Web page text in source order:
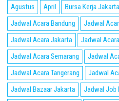
Agustus April Bursa Kerja Jakarta
Jadwal Acara Bandung
Jadwal
Jadwal Acara Jakarta
Jadwal
Jadwal Acara Semarang
Jadwal
Jadwal Acara Tangerang
Jadwal
Jadwal Bazaar Jakarta
Jadwal Job